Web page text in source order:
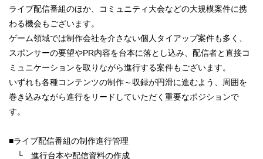
ライブ配信番組のほか、コミュニティ大会などの大規模案件に携
わる機会もございます。
ゲーム領域では制作会社を介さない個人タイアップ案件も多く、
スポンサーの要望やPR内容を台本に落とし込み、配信者と直接コ
ミュニケーションを取りながら進行する案件もございます。
いずれも各種コンテンツの制作～収録が円滑に進むよう、周囲を
巻き込みながら進行をリードしていただく重要なポジションで
す。
■ライブ配信番組の制作進行管理
└ 進行台本や配信資料の作成